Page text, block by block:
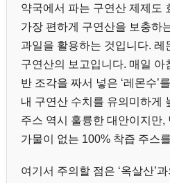
약국에서 파는 구연산 제제도
가장 편하게 구연산을 보충하
과일을 활용하는 것입니다. 레
구연산의 보고입니다. 매일 아
반 조각을 짜서 넣은 ‘레몬수’
내 구연산 수치를 유의미하게
주스 역시 훌륭한 대안이지만,
가물이 없는 100% 착즙 주스
여기서 주의할 점은 ‘옥살산’